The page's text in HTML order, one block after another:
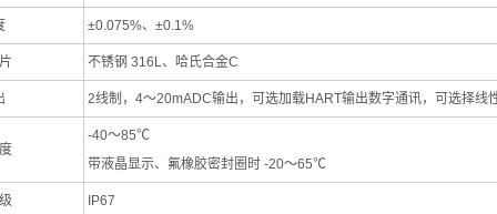
±0.075%、±0.1%
不锈钢 316L、哈氏合金C
2线制， 4～20mADC输出，可选加载HART输出数字通讯，可选择线
-40～85℃
带液晶显示、氟橡胶密封圈时 -20～65℃
IP67